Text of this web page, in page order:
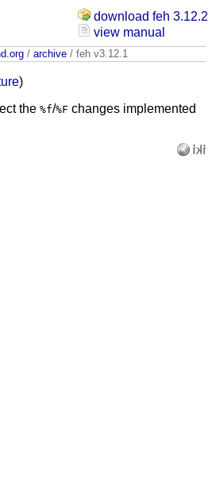
download feh 3.12.2
view manual
/ archive / feh v3.12.1
)
the %f/%F changes implemented